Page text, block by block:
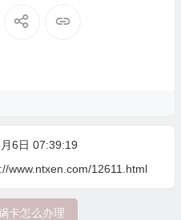
6日 07:39:19
www.ntxen.com/12611.html
卡怎么办理